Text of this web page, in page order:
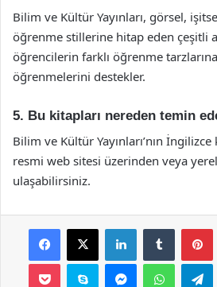
Bilim ve Kültür Yayınları, görsel,
öğrenme stillerine hitap eden çeşitli
öğrencilerin farklı öğrenme
öğrenmelerini destekler.
5. Bu kitapları nereden temin
Bilim ve Kültür Yayınları’nın
resmi web sitesi üzerinden veya
ulaşabilirsiniz.
Facebook
X LinkedInTumblr
Pocket Skype Messenger